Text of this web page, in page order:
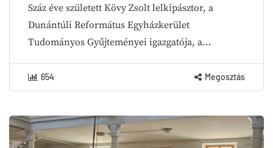
Száz éve született Kövy Zsolt lelkipásztor, a
Dunántúli Református Egyházkerület
Tudományos Gyűjteményei igazgatója, a…
654 Megosztás